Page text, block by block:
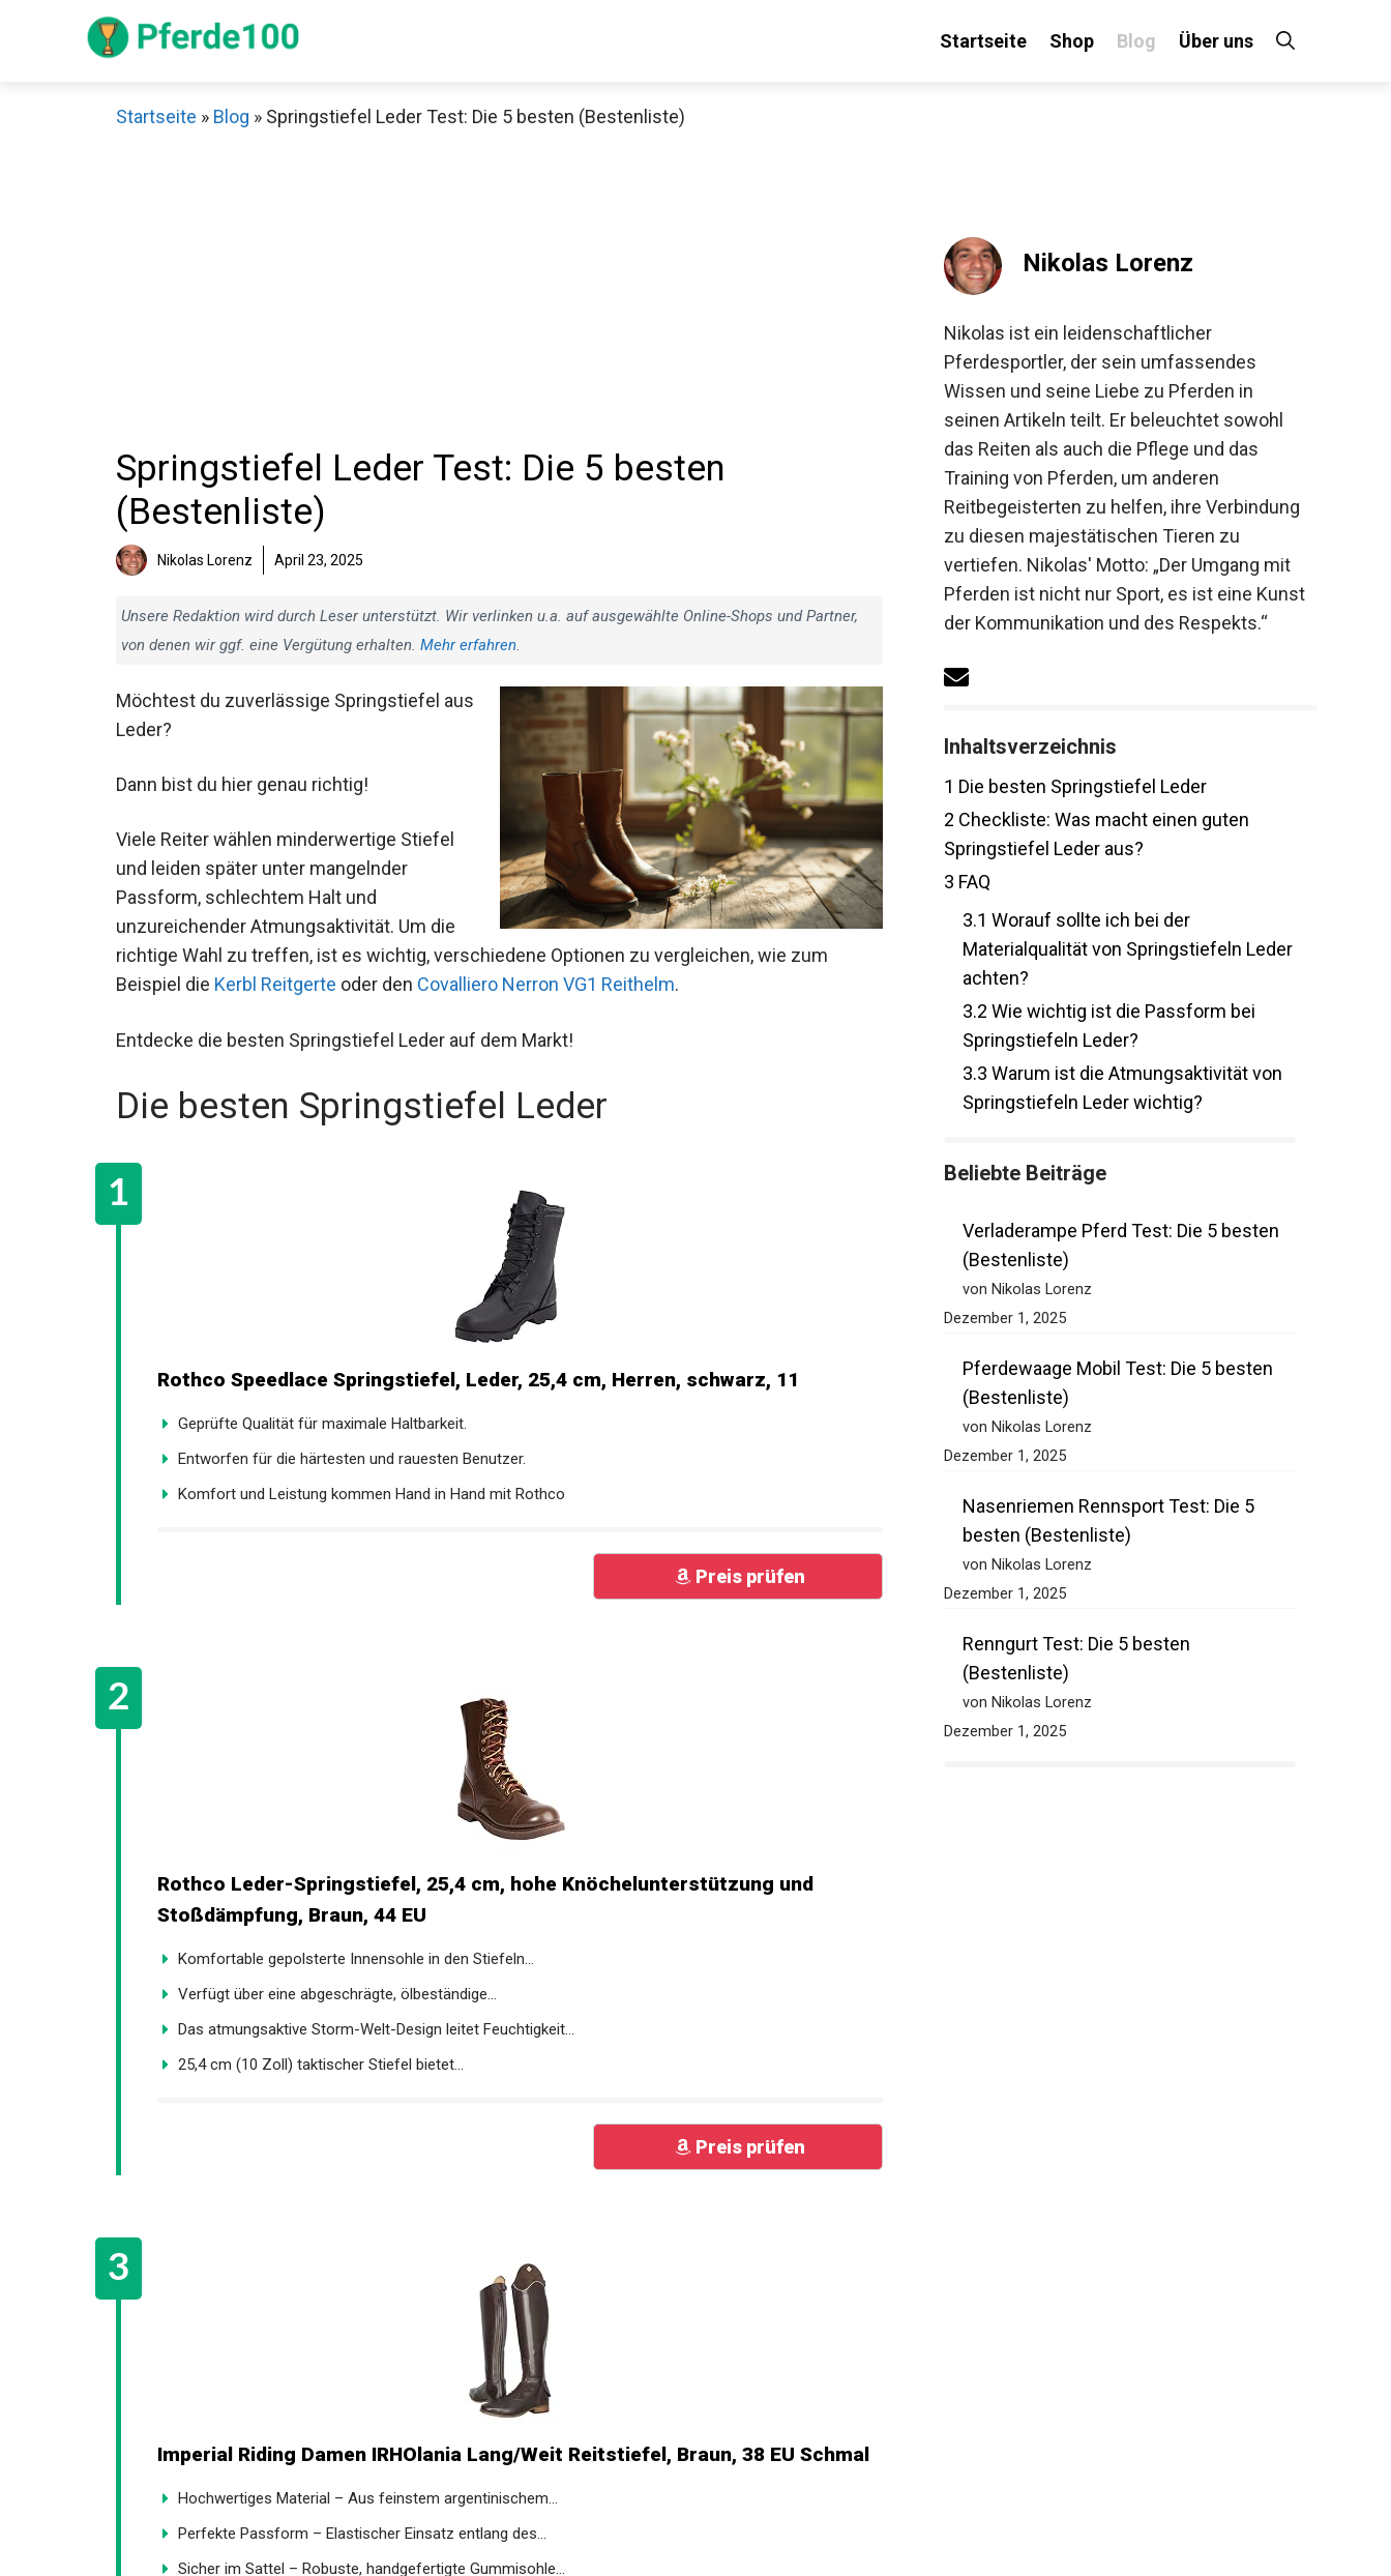
Startseite Shop Blog Über uns
Startseite » Blog » Springstiefel Leder Test: Die 5 besten (Bestenliste)
Springstiefel Leder Test: Die 5 besten
(Bestenliste)
Nikolas Lorenz April 23, 2025
Unsere Redaktion wird durch Leser unterstützt. Wir verlinken u.a. auf ausgewählte Online-Shops und Partner,
von denen wir ggf. eine Vergütung erhalten. Mehr erfahren.
Möchtest du zuverlässige Springstiefel aus
Leder?
Dann bist du hier genau richtig!
Viele Reiter wählen minderwertige Stiefel
und leiden später unter mangelnder
Passform, schlechtem Halt und
unzureichender Atmungsaktivität. Um die
richtige Wahl zu treffen, ist es wichtig, verschiedene Optionen zu vergleichen, wie zum
Beispiel die Kerbl Reitgerte oder den Covalliero Nerron VG1 Reithelm.
Entdecke die besten Springstiefel Leder auf dem Markt!
Die besten Springstiefel Leder
Rothco Speedlace Springstiefel, Leder, 25,4 cm, Herren, schwarz, 11
Geprüfte Qualität für maximale Haltbarkeit.
Entworfen für die härtesten und rauesten Benutzer.
Komfort und Leistung kommen Hand in Hand mit Rothco
Preis prüfen
Rothco Leder-Springstiefel, 25,4 cm, hohe Knöchelunterstützung und
Stoßdämpfung, Braun, 44 EU
Komfortable gepolsterte Innensohle in den Stiefeln...
Verfügt über eine abgeschrägte, ölbeständige...
Das atmungsaktive Storm-Welt-Design leitet Feuchtigkeit...
25,4 cm (10 Zoll) taktischer Stiefel bietet...
Preis prüfen
Imperial Riding Damen IRHOlania Lang/Weit Reitstiefel, Braun, 38 EU Schmal
Hochwertiges Material – Aus feinstem argentinischem...
Perfekte Passform – Elastischer Einsatz entlang des...
Sicher im Sattel – Robuste, handgefertigte Gummisohle...
Nikolas Lorenz
Nikolas ist ein leidenschaftlicher
Pferdesportler, der sein umfassendes
Wissen und seine Liebe zu Pferden in
seinen Artikeln teilt. Er beleuchtet sowohl
das Reiten als auch die Pflege und das
Training von Pferden, um anderen
Reitbegeisterten zu helfen, ihre Verbindung
zu diesen majestätischen Tieren zu
vertiefen. Nikolas' Motto: „Der Umgang mit
Pferden ist nicht nur Sport, es ist eine
Kunst der Kommunikation und des
Inhaltsverzeichnis
Die besten Springstiefel Leder
Checkliste: Was macht einen guten
Springstiefel Leder aus?
FAQ
3.1Worauf sollte ich bei der
Materialqualität von Springstiefeln
Leder achten?
3.2Wie wichtig ist die Passform bei
Springstiefeln Leder?
3.3Warum ist die Atmungsaktivität von
Verladerampe Pferd Test: Die 5 besten
(Bestenliste)
von Nikolas Lorenz
Pferdewaage Mobil Test: Die 5 besten
(Bestenliste)
von Nikolas Lorenz
Nasenriemen Rennsport Test: Die 5
besten (Bestenliste)
von Nikolas Lorenz
Renngurt Test: Die 5 besten
(Bestenliste)
von Nikolas Lorenz
Schaue dir jetzt die meistverkauften Produkte im Sale bei Decathlon an!